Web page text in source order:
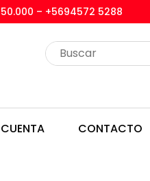
– +5694572 5288
CONTACTO